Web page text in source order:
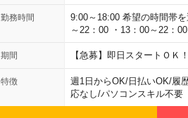
勤務時間
9:00～18:00 希望の時間帯
～22：00 ・13：00～22：
期間 【急募】即日スタートＯ
特徴 週1日からOK/日払いOK/履
応なし/パソコンスキル不要